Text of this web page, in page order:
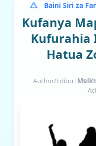
Baini Siri za
Kufanya
Hatua
Author/Editor: